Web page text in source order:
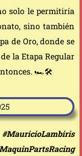
solo le permitiría
sino también
de Oro, donde se
la Etapa Regular
🏎️🛠️